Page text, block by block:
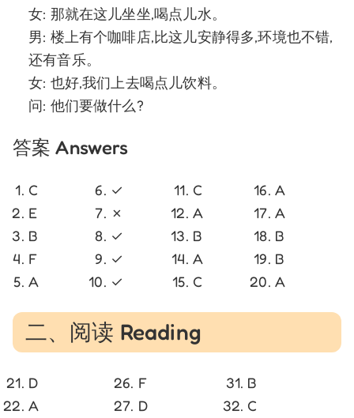
女: 那就在这儿坐坐,喝点儿水。
男: 楼上有个咖啡店,比这儿安静得多,环境也不错,
还有音乐。
女: 也好,我们上去喝点儿饮料。
问: 他们要做什么?
答案 Answers
C
E
B
F
A
✓
✗
✓
✓
✓
C
A
B
A
C
A
A
B
B
A
二、阅读 Reading
D
A
F
D
B
C